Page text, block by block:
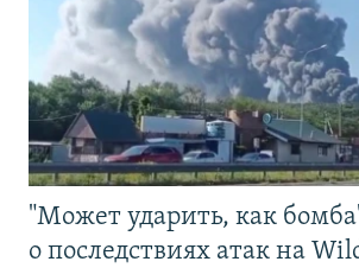
"Может ударить, как
о последствиях атак на